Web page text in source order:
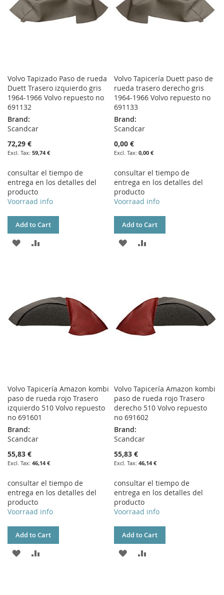
Volvo Tapizado Paso de rueda
Duett Trasero izquierdo gris
1964-1966 Volvo repuesto no
691132
Brand:
Scandcar
72,29 €
59,74 €
consultar el tiempo de
entrega en los detalles del
producto
Voorraad info
Add to Cart
ADD
Volvo Tapicería Duett paso de
rueda trasero derecho gris
1964-1966 Volvo repuesto no
691133
Brand:
Scandcar
0,00 €
0,00 €
consultar el tiempo de
entrega en los detalles del
producto
Voorraad info
Add to Cart
ADD
Volvo Tapicería Amazon kombi
paso de rueda rojo Trasero
izquierdo 510 Volvo repuesto
no 691601
Brand:
Scandcar
55,83 €
46,14 €
consultar el tiempo de
entrega en los detalles del
producto
Voorraad info
Add to Cart
ADD
Volvo Tapicería Amazon kombi
paso de rueda rojo Trasero
derecho 510 Volvo repuesto
no 691602
Brand:
Scandcar
55,83 €
46,14 €
consultar el tiempo de
entrega en los detalles del
producto
Voorraad info
Add to Cart
ADD